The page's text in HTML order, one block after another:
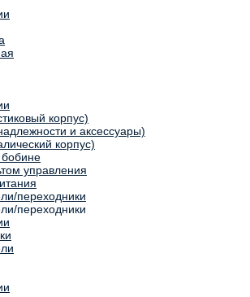
корпус)
и аксессуары)
корпус)
управления
переходники
переходники